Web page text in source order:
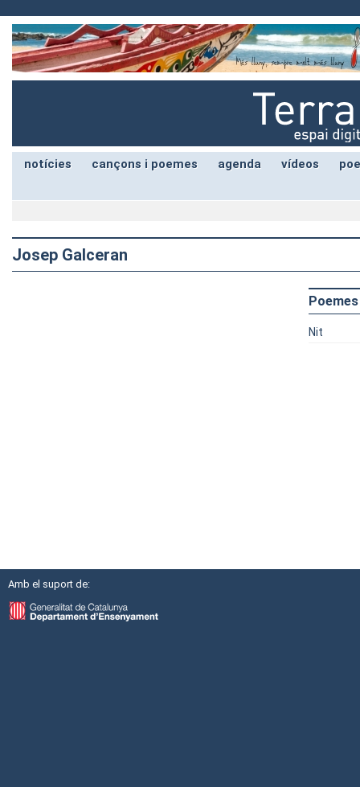
notícies cançons i poemes agenda vídeos
Josep Galceran
Poemes
Nit
Amb el suport de: